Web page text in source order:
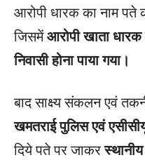
आरोपी धारक का नाम पते
जिसमेंआरोपी खाता
निवासी होना पाया गया।
बाद साक्ष्य संकलन एवं
खमतराई पुलिस एवं
दिये पते पर जाकर